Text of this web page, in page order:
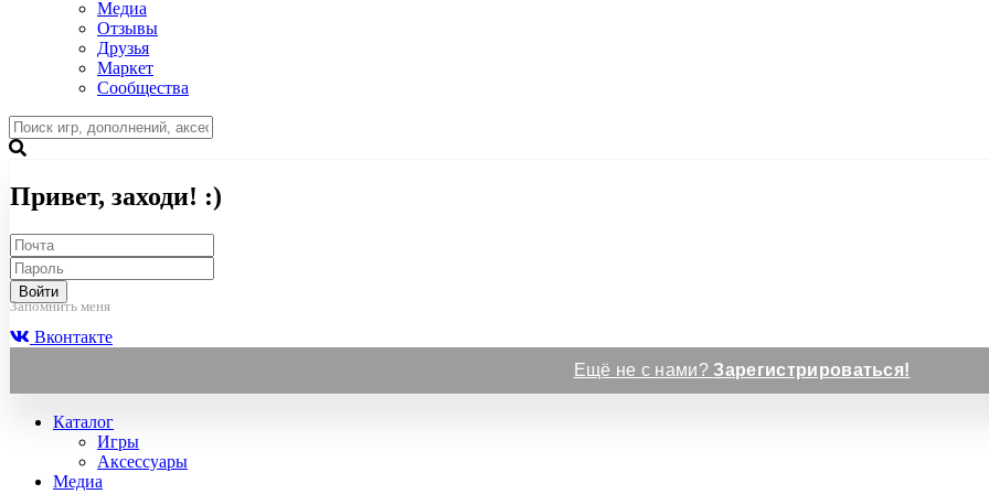
Медиа
Отзывы
Друзья
Маркет
Сообщества
Привет, заходи! :)
Войти
Запомнить меня
Вконтакте
Ещё не с нами?Зарегистрироваться!
Каталог
Игры
Аксессуары
Медиа